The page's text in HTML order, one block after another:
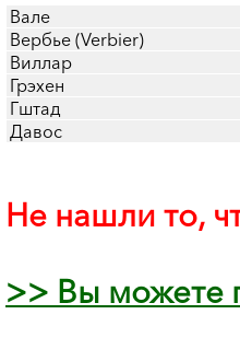
Вале
Вербье (Verbier)
Виллар
Грэхен
Гштад
Давос
Не нашли то,
>> Вы можете